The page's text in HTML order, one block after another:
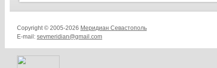
Copyright © 2005-2026 Меридиан Севастополь
E-mail: sevmeridian@gmail.com